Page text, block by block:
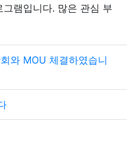
램입니다. 많은 관심 부
와 MOU 체결하였습니